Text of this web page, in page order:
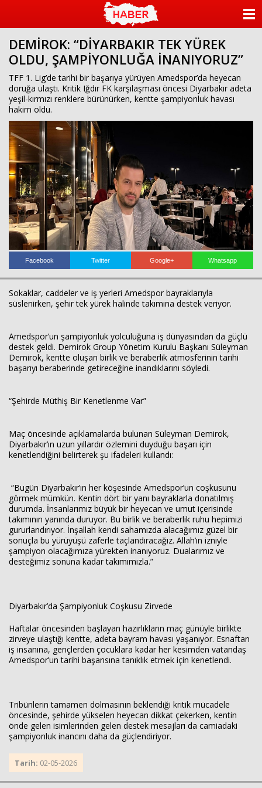
bizim
mekan
çemberleme
makinası
kurumsal
web
DEMİROK: “DİYARBAKIR TEK YÜREK
OLDU, ŞAMPİYONLUĞA İNANIYORUZ”
TFF 1. Lig’de tarihi bir başarıya yürüyen Amedspor’da heyecan
doruğa ulaştı. Kritik Iğdır FK karşılaşması öncesi Diyarbakır adeta
yeşil-kırmızı renklere bürünürken, kentte şampiyonluk havası
hakim oldu.
Facebook Twitter Google+ Whatsapp
Sokaklar, caddeler ve iş yerleri Amedspor bayraklarıyla
süslenirken, şehir tek yürek halinde takımına destek veriyor.
Amedspor’un şampiyonluk yolculuğuna iş dünyasından da güçlü
destek geldi. Demirok Group Yönetim Kurulu Başkanı Süleyman
Demirok, kentte oluşan birlik ve beraberlik atmosferinin tarihi
başarıyı beraberinde getireceğine inandıklarını söyledi.
“Şehirde Müthiş Bir Kenetlenme Var”
Maç öncesinde açıklamalarda bulunan Süleyman Demirok,
Diyarbakır’ın uzun yıllardır özlemini duyduğu başarı için
kenetlendiğini belirterek şu ifadeleri kullandı:
“Bugün Diyarbakır’ın her köşesinde Amedspor’un coşkusunu
görmek mümkün. Kentin dört bir yanı bayraklarla donatılmış
durumda. İnsanlarımız büyük bir heyecan ve umut içerisinde
takımının yanında duruyor. Bu birlik ve beraberlik ruhu hepimizi
gururlandırıyor. İnşallah kendi sahamızda alacağımız güzel bir
sonuçla bu yürüyüşü zaferle taçlandıracağız. Allah’ın izniyle
şampiyon olacağımıza yürekten inanıyoruz. Dualarımız ve
desteğimiz sonuna kadar takımımızla.”
Diyarbakır’da Şampiyonluk Coşkusu Zirvede
Haftalar öncesinden başlayan hazırlıkların maç günüyle birlikte
zirveye ulaştığı kentte, adeta bayram havası yaşanıyor. Esnaftan
iş insanına, gençlerden çocuklara kadar her kesimden vatandaş
Amedspor’un tarihi başarısına tanıklık etmek için kenetlendi.
Tribünlerin tamamen dolmasının beklendiği kritik mücadele
öncesinde, şehirde yükselen heyecan dikkat çekerken, kentin
önde gelen isimlerinden gelen destek mesajları da camiadaki
şampiyonluk inancını daha da güçlendiriyor.
Tarih: 02-05-2026
KATEGORİLER
ANKETLER
KÜNYE
İLETİŞİM
Haberin Doğru Adresi.